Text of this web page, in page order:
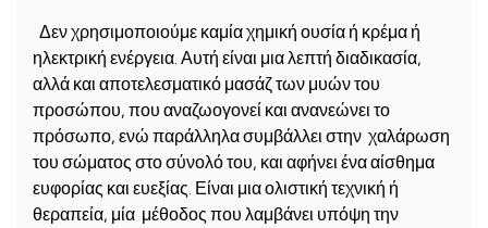
Δεν χρησιμοποιούμε καμία χημική ουσία ή κρέμα ή
ηλεκτρική ενέργεια. Αυτή είναι μια λεπτή διαδικασία,
αλλά και αποτελεσματικό μασάζ των μυών του
προσώπου, που αναζωογονεί και ανανεώνει το
πρόσωπο, ενώ παράλληλα συμβάλλει στην χαλάρωση
του σώματος στο σύνολό του, και αφήνει ένα αίσθημα
ευφορίας και ευεξίας. Είναι μια ολιστική τεχνική ή
θεραπεία, μία μέθοδος που λαμβάνει υπόψη την